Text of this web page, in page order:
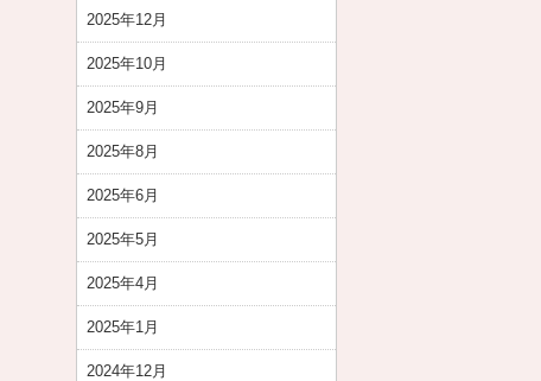
2025年12月
2025年10月
2025年9月
2025年8月
2025年6月
2025年5月
2025年4月
2025年1月
2024年12月